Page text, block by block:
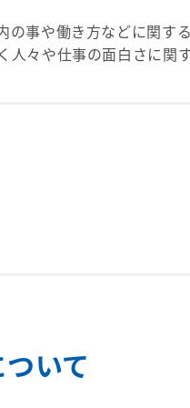
の事や働き方などに関す
人々や仕事の面白さに関
ついて